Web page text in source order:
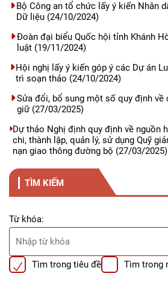
Bộ Công an tổ chức lấy ý kiến Nhân
Dữ liệu(24/10/2024)
Đoàn đại biểu Quốc hội tỉnh Khánh
luật(19/11/2024)
Hội nghị lấy ý kiến góp ý các Dự án
trì soạn thảo (24/10/2024)
Sửa đổi, bổ sung một số quy định về
giữ(27/03/2025)
Dự thảo Nghị định quy định về nguồn
chi, thành lập, quản lý, sử dụng Quỹ
nạn giao thông đường bộ (27/03/2025)
TÌM KIẾM
Từ khóa:
Tìm trong tiêu đề Tìm trong